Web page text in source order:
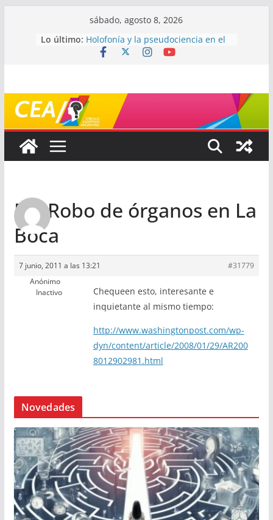
sábado, agosto 8, 2026
Lo último: Holofonía y la pseudociencia en el
audio
Mayéutica (o cómo debatir sin
terminar a los golpes)
Somos menos capaces de lo que
Re: Robo de órganos en La
Boca
7 junio, 2011 a las 13:21
#31779
Anónimo
Inactivo
Chequeen esto, interesante e
inquietante al mismo tiempo:
http://www.washingtonpost.com/wp-
dyn/content/article/2008/01/29/AR200
8012902981.html
Novedades